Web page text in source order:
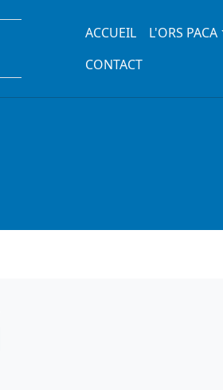
Main navigation
ACCUEIL L'ORS PACA
CONTACT